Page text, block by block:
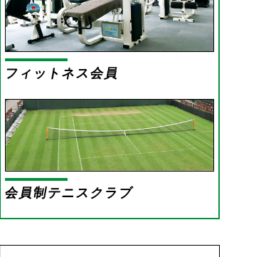
フィットネス会員
会員制テニスクラブ